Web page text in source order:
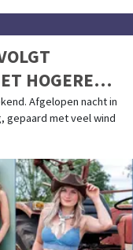
HOGERE
Afgelopen nacht in
gepaard met veel wind